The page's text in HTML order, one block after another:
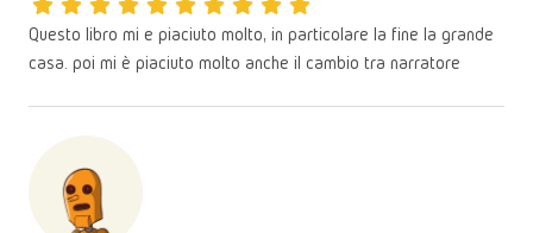
Questo libro mi e piaciuto molto, in particolare la fine la grande
casa. poi mi è piaciuto molto anche il cambio tra narratore